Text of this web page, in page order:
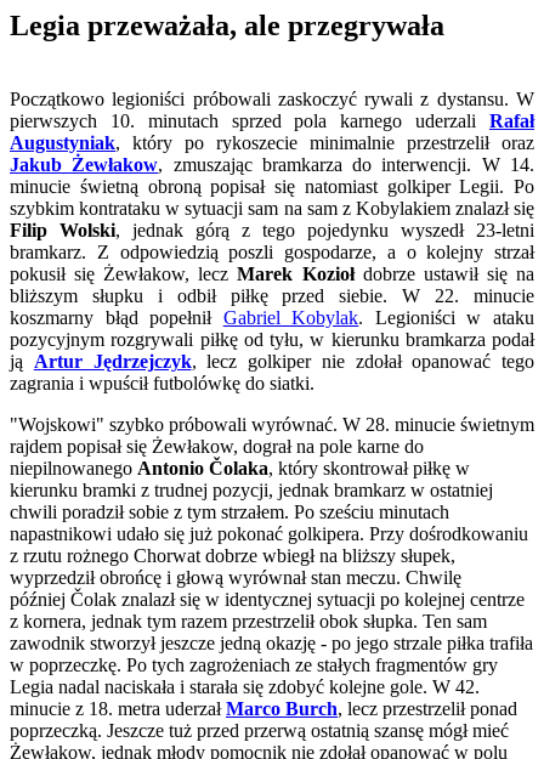
Legia przeważała, ale przegrywała
Początkowo legioniści próbowali zaskoczyć rywali z dystansu. W
pierwszych 10. minutach sprzed pola karnego uderzali Rafał
Augustyniak, który po rykoszecie minimalnie przestrzelił oraz
Jakub Żewłakow, zmuszając bramkarza do interwencji. W 14.
minucie świetną obroną popisał się natomiast golkiper Legii. Po
szybkim kontrataku w sytuacji sam na sam z Kobylakiem znalazł się
Filip Wolski, jednak górą z tego pojedynku wyszedł 23-letni
bramkarz. Z odpowiedzią poszli gospodarze, a o kolejny strzał
pokusił się Żewłakow, leczMarek Kozioł dobrze ustawił się na
bliższym słupku i odbił piłkę przed siebie. W 22. minucie
koszmarny błąd popełnił Gabriel Kobylak. Legioniści w ataku
pozycyjnym rozgrywali piłkę od tyłu, w kierunku bramkarza podał
ją Artur Jędrzejczyk, lecz golkiper nie zdołał opanować tego
zagrania i wpuścił futbolówkę do siatki.
"Wojskowi" szybko próbowali wyrównać. W 28. minucie świetnym
rajdem popisał się Żewłakow, dograł na pole karne do
niepilnowanego Antonio Čolaka, który skontrował piłkę w
kierunku bramki z trudnej pozycji, jednak bramkarz w ostatniej
chwili poradził sobie z tym strzałem. Po sześciu minutach
napastnikowi udało się już pokonać golkipera. Przy dośrodkowaniu
z rzutu rożnego Chorwat dobrze wbiegł na bliższy słupek,
wyprzedził obrońcę i głową wyrównał stan meczu. Chwilę
później Čolak znalazł się w identycznej sytuacji po kolejnej centrze
z kornera, jednak tym razem przestrzelił obok słupka. Ten sam
zawodnik stworzył jeszcze jedną okazję - po jego strzale piłka trafiła
w poprzeczkę. Po tych zagrożeniach ze stałych fragmentów gry
Legia nadal naciskała i starała się zdobyć kolejne gole. W 42.
minucie z 18. metra uderzałMarco Burch, lecz przestrzelił ponad
poprzeczką. Jeszcze tuż przed przerwą ostatnią szansę mógł mieć
Żewłakow, jednak młody pomocnik nie zdołał opanować w polu